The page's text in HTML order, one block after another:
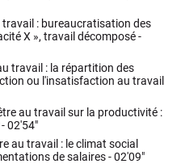
: bureaucratisation des
X », travail décomposé -
travail : la répartition des
ou l'insatisfaction au travail
au travail sur la productivité :
-02'54"
au travail : le climat social
de salaires -02'09"